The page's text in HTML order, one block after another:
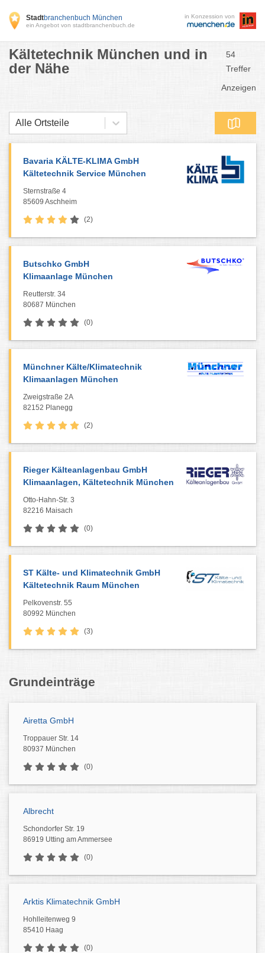
Stadtbranchenbuch München
ein Angebot von stadtbranchenbuch.de
in Konzession von
Kältetechnik München und in
der Nähe
54
Treffer
Anzeigen
Alle Ortsteile
Bavaria KÄLTE-KLIMA GmbH
Kältetechnik Service München
Sternstraße 4
85609 Aschheim
(2)
Butschko GmbH
Klimaanlage München
Reutterstr. 34
80687 München
(0)
Münchner Kälte/Klimatechnik
Klimaanlagen München
Zweigstraße 2A
82152 Planegg
(2)
Rieger Kälteanlagenbau GmbH
Klimaanlagen, Kältetechnik München
Otto-Hahn-Str. 3
82216 Maisach
(0)
ST Kälte- und Klimatechnik GmbH
Kältetechnik Raum München
Pelkovenstr. 55
80992 München
(3)
Grundeinträge
Airetta GmbH
Troppauer Str. 14
80937 München
(0)
Albrecht
Schondorfer Str. 19
86919 Utting am Ammersee
(0)
Arktis Klimatechnik GmbH
Hohlleitenweg 9
85410 Haag
(0)